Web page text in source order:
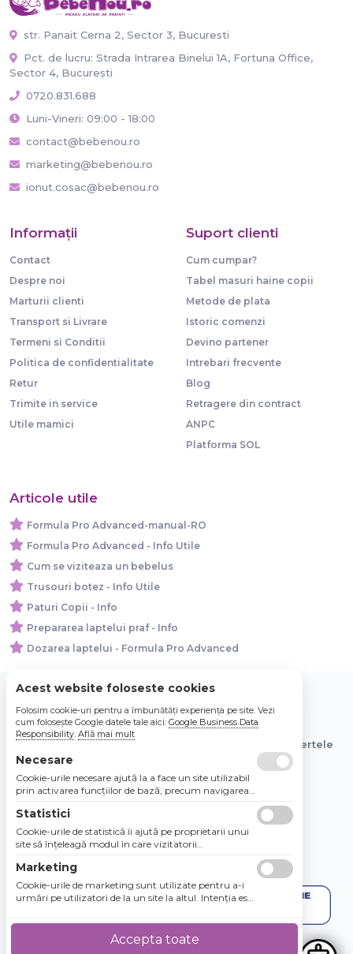
str. Panait Cerna 2, Sector 3, Bucuresti
Pct. de lucru: Strada Intrarea Binelui 1A, Fortuna Office,
Sector 4, București
0720.831.688
Luni-Vineri: 09:00 - 18:00
contact@bebenou.ro
marketing@bebenou.ro
ionut.cosac@bebenou.ro
Informaţii
Contact
Despre noi
Marturii clienti
Transport si Livrare
Termeni si Conditii
Politica de confidentialitate
Retur
Trimite in service
Utile mamici
Suport clienti
Cum cumpar?
Tabel masuri haine copii
Metode de plata
Istoric comenzi
Devino partener
Intrebari frecvente
Blog
Retragere din contract
ANPC
Platforma SOL
Articole utile
Formula Pro Advanced-manual-RO
Formula Pro Advanced - Info Utile
Cum se viziteaza un bebelus
Trusouri botez - Info Utile
Paturi Copii - Info
Prepararea laptelui praf - Info
Dozarea laptelui - Formula Pro Advanced
© 2026 Bebe Nou Online Store SRL
Toate preturile sunt exprimate in lei si includ tva. Ofertele
sunt valabile in limita stocului disponibil.
Acest website foloseste cookies
Folosim cookie-uri pentru a îmbunătăți experiența pe site. Vezi
cum folosește Google datele tale aici: Google Business Data
Responsibility. Află mai mult
Necesare
Cookie-urile necesare ajută la a face un site utilizabil
prin activarea funcţiilor de bază, precum navigarea
Site-ul nu poate funcţiona corespunzător fără aceste
cookie-uri.
Statistici
Cookie-urile de statistică îi ajută pe proprietarii unui
site să înţeleagă modul în care vizitatorii
raportarea informaţiilor în mod anonim.
Marketing
Cookie-urile de marketing sunt utilizate pentru a-i
urmări pe utilizatori de la un site la altul. Intenţia este
utilizatorii individuali, aşadar ele sunt mai valoroase
pentru agenţiile de puiblicitate şi părţile terţe care se
Accepta toate